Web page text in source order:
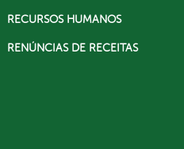
RECURSOS HUMANOS
RENÚNCIAS DE RECEITAS